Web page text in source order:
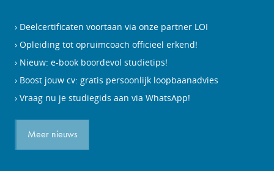
Deelcertificaten voortaan via onze partner LOI
Opleiding tot opruimcoach officieel erkend!
Nieuw: e-book boordevol studietips!
Boost jouw cv: gratis persoonlijk loopbaanadvies
Vraag nu je studiegids aan via WhatsApp!
Meer nieuws